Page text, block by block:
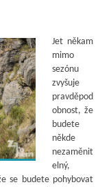
Jet někam
mimo
sezónu
zvyšuje
pravděpod
obnost, že
budete
někde
nezaměnit
elný,
se budete pohybovat